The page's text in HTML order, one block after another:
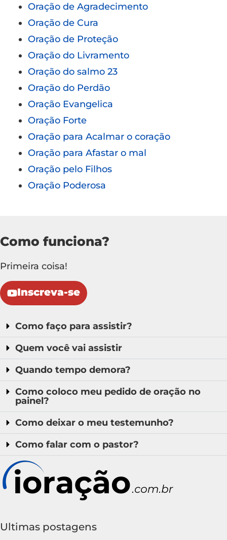
Oração de Agradecimento
Oração de Cura
Oração de Proteção
Oração do Livramento
Oração do salmo 23
Oração do Perdão
Oração Evangelica
Oração Forte
Oração para Acalmar o coração
Oração para Afastar o mal
Oração pelo Filhos
Oração Poderosa
Como funciona?
Primeira coisa!
Inscreva-se
Como faço para assistir?
Quem você vai assistir
Quando tempo demora?
Como coloco meu pedido de oração no
painel?
Como deixar o meu testemunho?
Como falar com o pastor?
Ultimas postagens